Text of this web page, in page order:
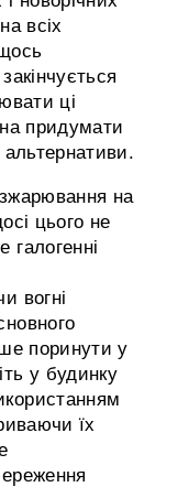
всіх
ці
придумати
альтернативи.
на
цього не
галогенні
вогні
поринути у
у будинку
їх